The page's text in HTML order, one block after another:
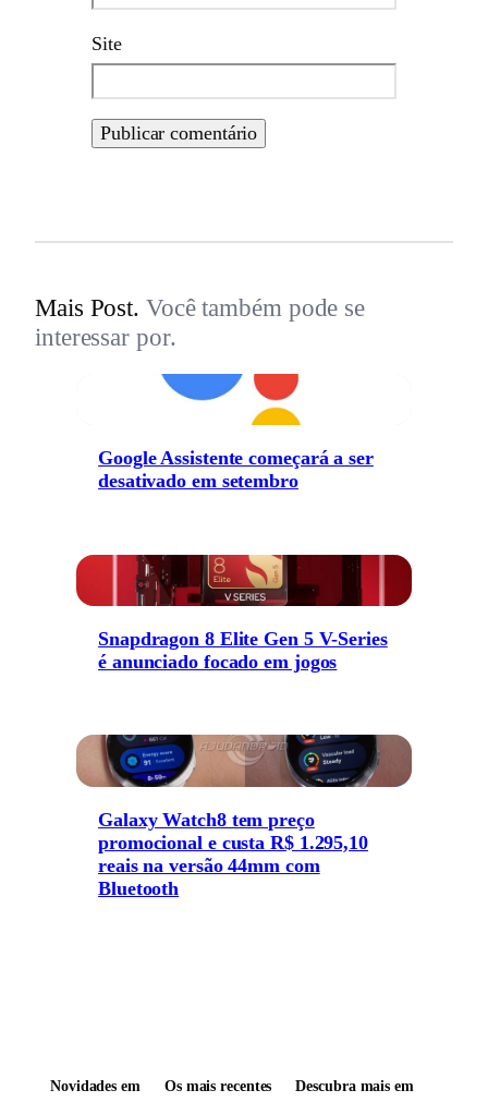
Site
Mais Post. Você também pode se
interessar por.
Google Assistente começará a ser
desativado em setembro
Snapdragon 8 Elite Gen 5 V-Series
é anunciado focado em jogos
Galaxy Watch8 tem preço
promocional e custa R$ 1.295,10
reais na versão 44mm com
Bluetooth
Novidades em Os mais recentes Descubra mais em